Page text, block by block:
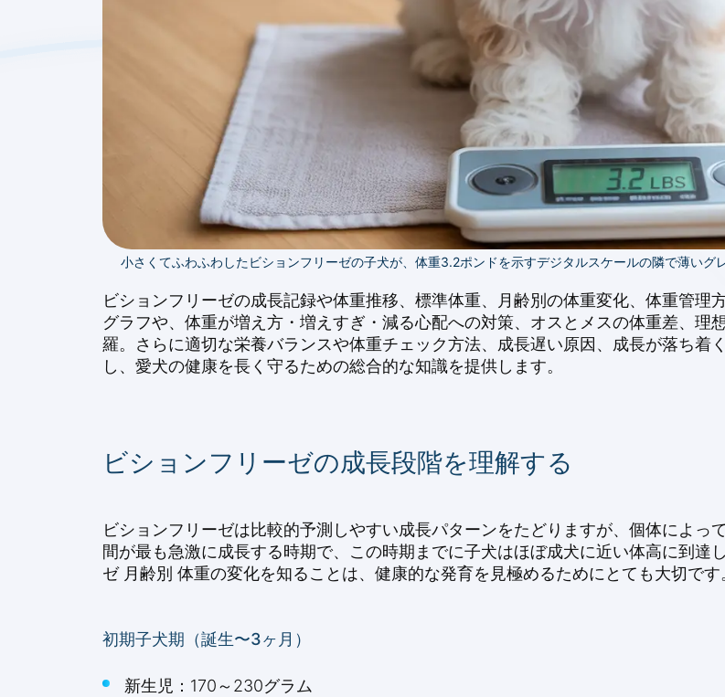
小さくてふわふわしたビションフリーゼの子犬が、体重3.2ポンドを示すデジタルスケールの隣で薄いグ
ビションフリーゼの成長記録や体重推移、標準体重、月齢別の体重変化、体重管
グラフや、体重が増え方・増えすぎ・減る心配への対策、オスとメスの体重差、理
羅。さらに適切な栄養バランスや体重チェック方法、成長遅い原因、成長が落ち着
し、愛犬の健康を長く守るための総合的な知識を提供します。
ビションフリーゼの成長段階を理解する
ビションフリーゼは比較的予測しやすい成長パターンをたどりますが、個体によっ
間が最も急激に成長する時期で、この時期までに子犬はほぼ成犬に近い体高に到達
ゼ 月齢別 体重の変化を知ることは、健康的な発育を見極めるためにとても大切です
初期子犬期（誕生〜3ヶ月）
新生児：170～230グラム